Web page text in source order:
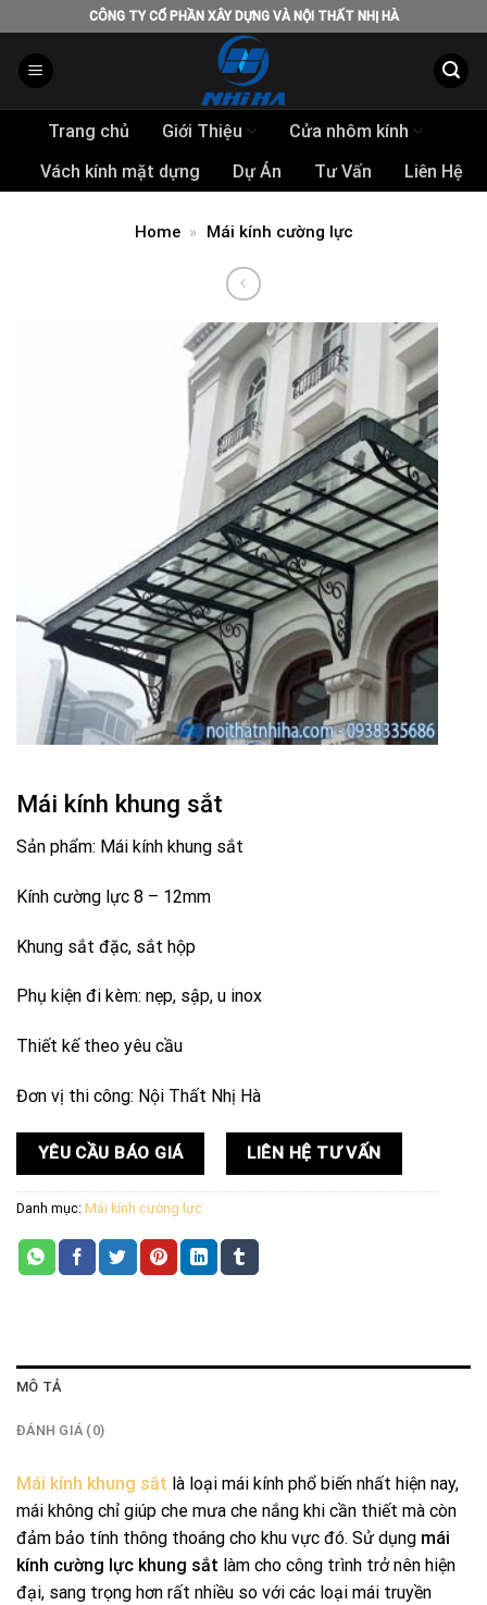
to
content
CÔNG TY CỔ PHẦN XÂY DỰNG VÀ NỘI THẤT NHỊ HÀ
Trang chủ Giới Thiệu
Cửa nhôm kính
Vách kính mặt dựng
Dự Án Tư Vấn Liên Hệ
Home » Mái kính cường lực
Mái kính khung sắt
Sản phẩm: Mái kính khung sắt
Kính cường lực 8 – 12mm
Khung sắt đặc, sắt hộp
Phụ kiện đi kèm: nẹp, sập, u inox
Thiết kế theo yêu cầu
Đơn vị thi công: Nội Thất Nhị Hà
YÊU CẦU BÁO GIÁ LIÊN HỆ TƯ VẤN
Danh mục: Mái kính cường lực
MÔ TẢ
ĐÁNH GIÁ (0)
Mái kính khung sắt là loại mái kính phổ biến nhất hiện nay,
mái không chỉ giúp che mưa che nắng khi cần thiết mà còn
đảm bảo tính thông thoáng cho khu vực đó. Sử dụng mái
kính cường lực khung sắt làm cho công trình trở nên hiện
đại, sang trọng hơn rất nhiều so với các loại mái truyền